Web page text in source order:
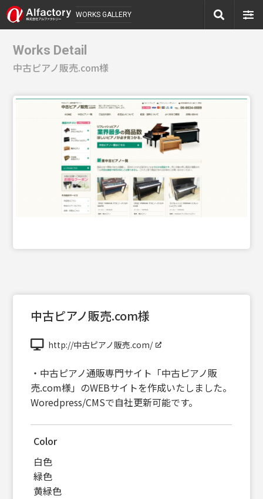
WORKS GALLERY
Works Detail
中古ピアノ販売.com様
中古ピアノ販売.com様
http://中古ピアノ販売.com/
・中古ピアノ通販専門サイト「中古ピアノ販
売.com様」のWEBサイトを作成いたしました。
Woredpress/CMSで自社更新可能です。
Color
白色
緑色
黄緑色